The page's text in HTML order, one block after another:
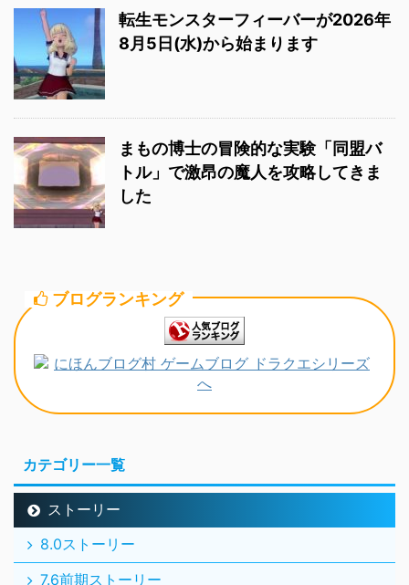
転生モンスターフィーバーが2026年
8月5日(水)から始まります
まもの博士の冒険的な実験「同盟バ
トル」で激昂の魔人を攻略してきま
した
ブログランキング
カテゴリー一覧
ストーリー
8.0ストーリー
7.6前期ストーリー